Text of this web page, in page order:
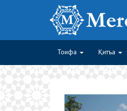
Тоифа Қитъа